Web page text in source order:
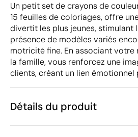
Un petit set de crayons de
15 feuilles de coloriages, offre
divertit les plus jeunes, stimulant
présence de modèles variés
motricité fine. En associant
la famille, vous renforcez une
clients, créant un lien
Détails du produit
Caractéristiques